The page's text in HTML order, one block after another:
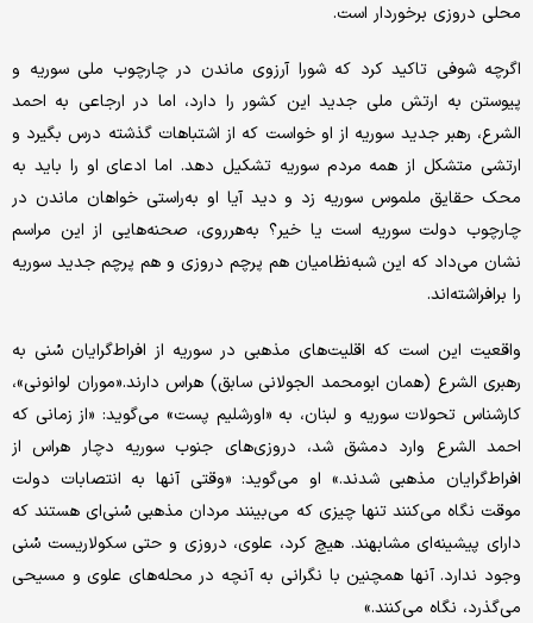
محلی دروزی برخوردار است.
اگرچه شوفی تاکید کرد که شورا آرزوی ماندن در چارچوب ملی سوریه و
پیوستن به ارتش ملی جدید این کشور را دارد، اما در ارجاعی به احمد
الشرع، رهبر جدید سوریه از او خواست که از اشتباهات گذشته درس بگیرد و
ارتشی متشکل از همه مردم سوریه تشکیل دهد. اما ادعای او را باید به
محک حقایق ملموس سوریه زد و دید آیا او به‌راستی خواهان ماندن در
چارچوب دولت سوریه است یا خیر؟ به‌هرروی، صحنه‌هایی از این مراسم
نشان می‌داد که این شبه‌نظامیان هم پرچم دروزی و هم پرچم جدید سوریه
را برافراشته‌اند.
واقعیت این است که اقلیت‌های مذهبی در سوریه از افراط‌گرایان سُنی به
رهبری الشرع (همان ابومحمد الجولانی سابق) هراس دارند.«موران لوانونی»،
کارشناس تحولات سوریه و لبنان، به «اورشلیم پست» می‌گوید: «از زمانی که
احمد الشرع وارد دمشق شد، دروزی‌های جنوب سوریه دچار هراس از
افراط‌گرایان مذهبی شدند.» او می‌گوید: «وقتی آنها به انتصابات دولت
موقت نگاه می‌کنند تنها چیزی که می‌بینند مردان مذهبی سُنی‌ای هستند که
دارای پیشینه‌ای مشابهند. هیچ کرد، علوی، دروزی و حتی سکولاریست سُنی
وجود ندارد. آنها همچنین با نگرانی به آنچه در محله‌های علوی و مسیحی
می‌گذرد، نگاه می‌کنند.»